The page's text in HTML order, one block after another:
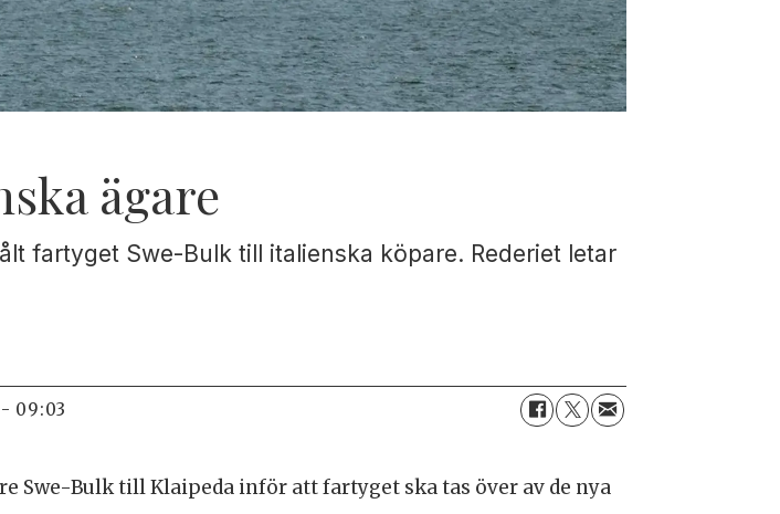
ägare
fartyget Swe-Bulk till italienska köpare. Rederiet letar
- 09:03
Swe-Bulk till Klaipeda inför att fartyget ska tas över av de nya